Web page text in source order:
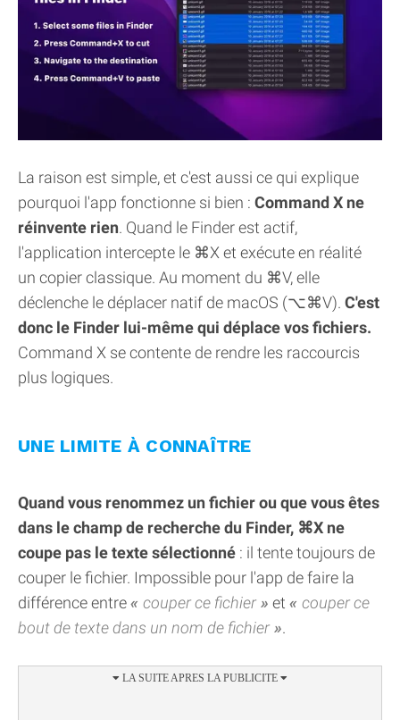
La raison est simple, et c'est aussi ce qui explique
pourquoi l'app fonctionne si bien : Command X ne
réinvente rien. Quand le Finder est actif,
l'application intercepte le ⌘X et exécute en réalité
un copier classique. Au moment du ⌘V, elle
déclenche le déplacer natif de macOS (⌥⌘V). C'est
donc le Finder lui-même qui déplace vos fichiers.
Command X se contente de rendre les raccourcis
plus logiques.
UNE LIMITE À CONNAÎTRE
Quand vous renommez un fichier ou que vous êtes
dans le champ de recherche du Finder, ⌘X ne
coupe pas le texte sélectionné : il tente toujours de
couper le fichier. Impossible pour l'app de faire la
différence entre
couper ce fichier et
couper ce
bout de texte dans un nom de fichier
.